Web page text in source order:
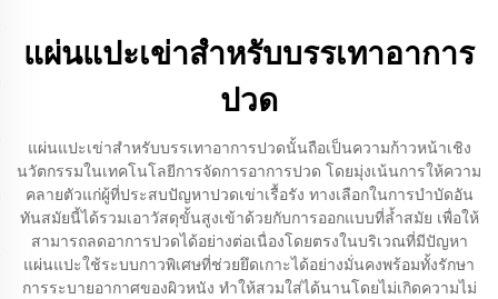
แผ่นแปะเข่าสำหรับบรรเทาอาการ
ปวด
แผ่นแปะเข่าสำหรับบรรเทาอาการปวดนั้นถือเป็นความก้าวหน้าเชิง
นวัตกรรมในเทคโนโลยีการจัดการอาการปวด โดยมุ่งเน้นการให้ความ
คลายตัวแก่ผู้ที่ประสบปัญหาปวดเข่าเรื้อรัง ทางเลือกในการบำบัดอัน
ทันสมัยนี้ได้รวมเอาวัสดุขั้นสูงเข้าด้วยกับการออกแบบที่ล้ำสมัย เพื่อให้
สามารถลดอาการปวดได้อย่างต่อเนื่องโดยตรงในบริเวณที่มีปัญหา
แผ่นแปะใช้ระบบกาวพิเศษที่ช่วยยึดเกาะได้อย่างมั่นคงพร้อมทั้งรักษา
การระบายอากาศของผิวหนัง ทำให้สวมใส่ได้นานโดยไม่เกิดความไม่